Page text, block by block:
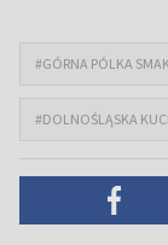
#GÓRNA PÓLKA
#DOLNOŚLĄSKA